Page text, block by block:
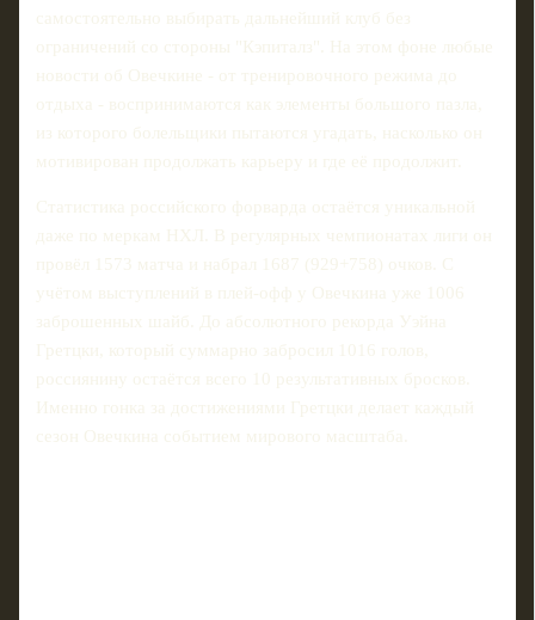
самостоятельно выбирать дальнейший клуб без
ограничений со стороны "Кэпиталз". На этом фоне любые
новости об Овечкине - от тренировочного режима до
отдыха - воспринимаются как элементы большого пазла,
из которого болельщики пытаются угадать, насколько он
мотивирован продолжать карьеру и где её продолжит.
Статистика российского форварда остаётся уникальной
даже по меркам НХЛ. В регулярных чемпионатах лиги он
провёл 1573 матча и набрал 1687 (929+758) очков. С
учётом выступлений в плей‑офф у Овечкина уже 1006
заброшенных шайб. До абсолютного рекорда Уэйна
Гретцки, который суммарно забросил 1016 голов,
россиянину остаётся всего 10 результативных бросков.
Именно гонка за достижениями Гретцки делает каждый
сезон Овечкина событием мирового масштаба.